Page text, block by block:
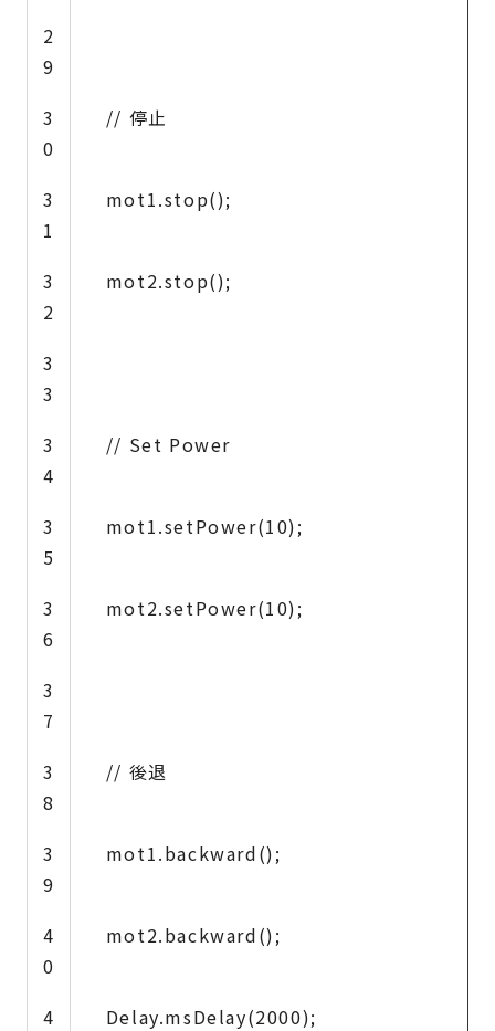
2
9
3
0
// 停止
3
1
mot1.stop();
3
2
mot2.stop();
3
3
3
4
// Set Power
3
5
mot1.setPower(10);
3
6
mot2.setPower(10);
3
7
3
8
// 後退
3
9
mot1.backward();
4
0
mot2.backward();
4
Delay.msDelay(2000);